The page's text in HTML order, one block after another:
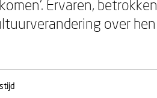
Ervaren,
over